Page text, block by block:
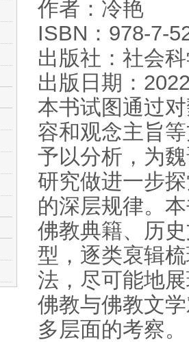
作者：冷艳
ISBN：978-7-
出版社：社会
出版日期：
本书试图通过
容和观念主旨
予以分析，为
研究做进一步
的深层规律。
佛教典籍、历
型，逐类裒辑
法，尽可能地
佛教与佛教文
多层面的考察。